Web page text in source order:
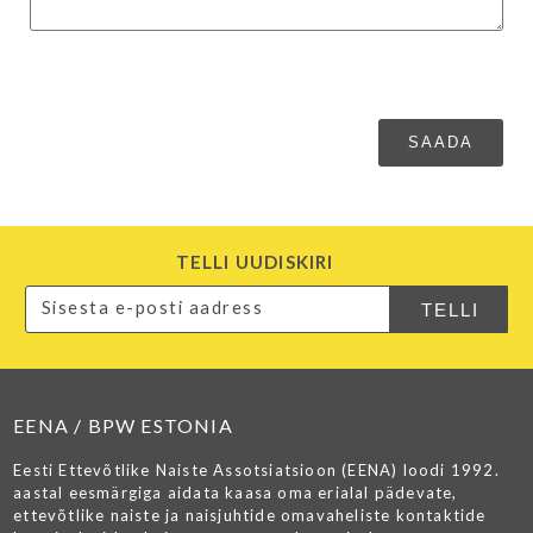
TELLI UUDISKIRI
EENA / BPW ESTONIA
Eesti Ettevõtlike Naiste Assotsiatsioon (EENA) loodi 1992.
aastal eesmärgiga aidata kaasa oma erialal pädevate,
ettevõtlike naiste ja naisjuhtide omavaheliste kontaktide